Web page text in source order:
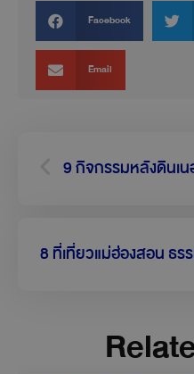
Facebook
Email